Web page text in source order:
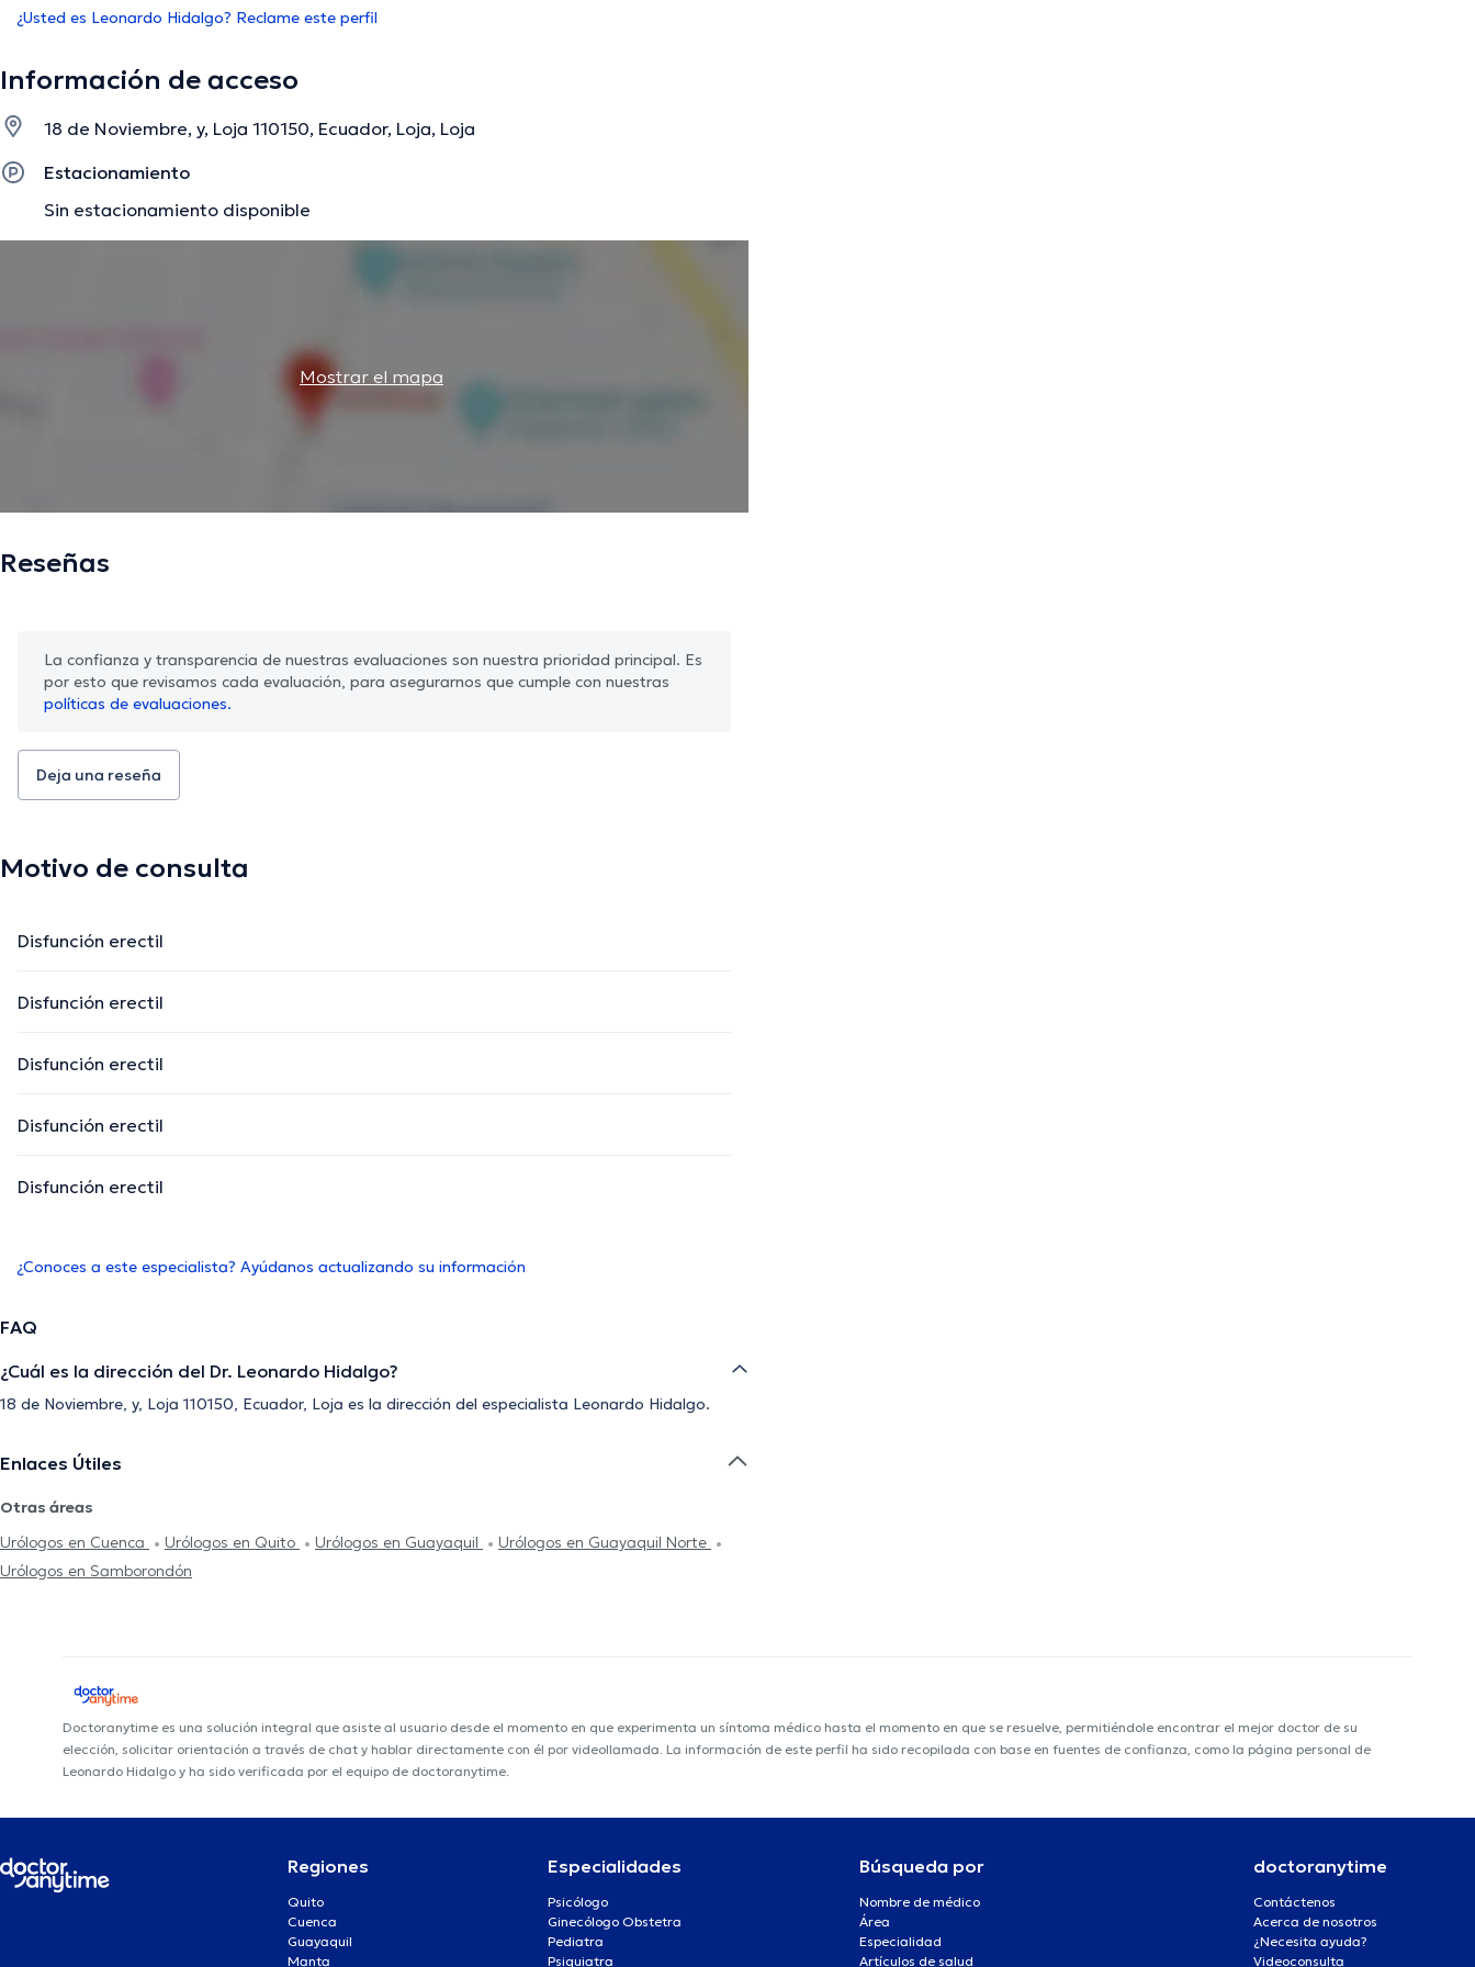
¿Usted es Leonardo Hidalgo? Reclame este perfil
Información de acceso
18 de Noviembre, y, Loja 110150, Ecuador, Loja, Loja
Estacionamiento
Sin estacionamiento disponible
Mostrar el mapa
Reseñas
La confianza y transparencia de nuestras evaluaciones son nuestra prioridad principal. Es
por esto que revisamos cada evaluación, para asegurarnos que cumple con nuestras
políticas de evaluaciones.
Deja una reseña
Motivo de consulta
Disfunción erectil
Disfunción erectil
Disfunción erectil
Disfunción erectil
Disfunción erectil
¿Conoces a este especialista? Ayúdanos actualizando su información
FAQ
¿Cuál es la dirección del Dr. Leonardo Hidalgo?
18 de Noviembre, y, Loja 110150, Ecuador, Loja es la dirección del especialista Leonardo Hidalgo.
Enlaces Útiles
Otras áreas
Urólogos en Cuenca
Urólogos en Quito Urólogos en Guayaquil
Urólogos en Guayaquil Norte
Urólogos en Samborondón
Doctoranytime es una solución integral que asiste al usuario desde el momento en que experimenta un síntoma médico hasta el momento en que se resuelve, permitiéndole encontrar el mejor doctor de su
elección, solicitar orientación a través de chat y hablar directamente con él por videollamada. La información de este perfil ha sido recopilada con base en fuentes de confianza, como la página personal de
Leonardo Hidalgo y ha sido verificada por el equipo de doctoranytime.
Regiones
Quito
Cuenca
Guayaquil
Manta
Especialidades
Psicólogo
Ginecólogo Obstetra
Pediatra
Psiquiatra
Búsqueda por
Nombre de médico
Área
Especialidad
Artículos de salud
doctoranytime
Contáctenos
Acerca de nosotros
¿Necesita ayuda?
Videoconsulta